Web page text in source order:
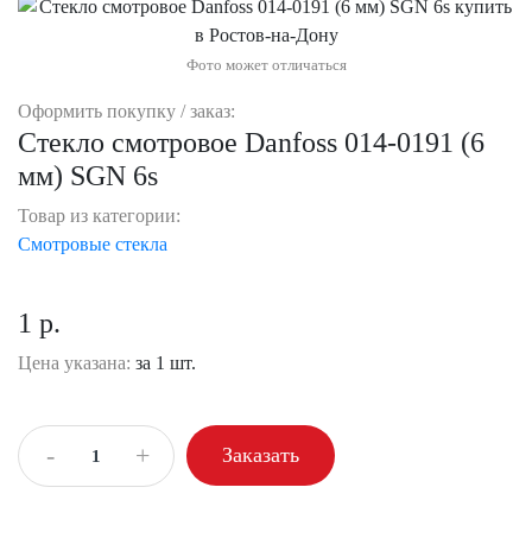
Фото может отличаться
Оформить покупку / заказ:
Стекло cмотровое Danfoss 014-0191 (6
мм) SGN 6s
Товар из категории:
Смотровые стекла
1 р.
Цена указана: за 1 шт.
- + Заказать